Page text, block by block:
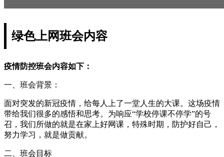
绿色上网班会内容
疫情防控班会内容如下：
一、班会背景：
面对突发的新冠疫情，给每人上了一堂人生的大课。这场疫情
带给我们很多的感悟和思考。为响应“学校停课不停学”的号
召，我们所做的就是在家上好网课，特殊时期，防护好自己，
努力学习，就是做贡献。
二、班会目标